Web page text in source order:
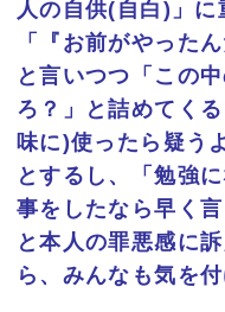
人の自供(自白)」に
「『お前がやった
と言いつつ「この
ろ？」と詰めてく
味に)使ったら疑う
とするし、「勉強
事をしたなら早く
と本人の罪悪感に
ら、みんなも気を